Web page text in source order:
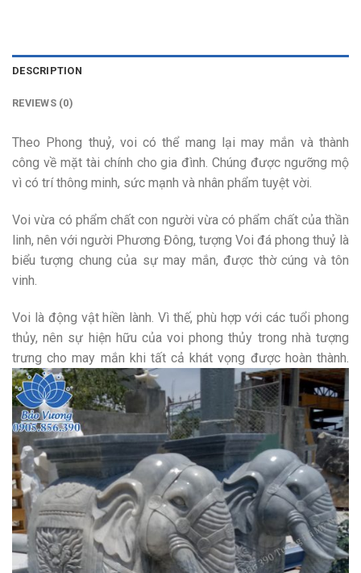
DESCRIPTION
REVIEWS (0)
Theo Phong thuỷ, voi có thể mang lại may mắn và thành
công về mặt tài chính cho gia đình. Chúng được ngưỡng mộ
vì có trí thông minh, sức mạnh và nhân phẩm tuyệt vời.
Voi vừa có phẩm chất con người vừa có phẩm chất của thần
linh, nên với người Phương Đông, tượng Voi đá phong thuỷ là
biểu tượng chung của sự may mắn, được thờ cúng và tôn
vinh.
Voi là động vật hiền lành. Vì thế, phù hợp với các tuổi phong
thủy, nên sự hiện hữu của voi phong thủy trong nhà tượng
trưng cho may mắn khi tất cả khát vọng được hoàn thành.